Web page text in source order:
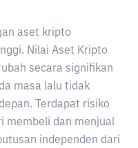
aset kripto
Nilai Aset Kripto
secara signifikan
masa lalu tidak
Terdapat risiko
membeli dan menjual
independen dari